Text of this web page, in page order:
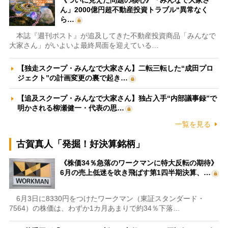
ん」2000億円超不動産投資トラブル“異常なく
ら…
本誌『週刊ポスト』が追及してきた不動産投資商品「みんなで
大家さん」がいよいよ最終局面を迎えている…
【独走スクープ・みんなで大家さん】二転三転した“成田プロ
ジェクト”の計画変更の裏で起き…
【追及スクープ・みんなで大家さん】独占入手“内部議事録”で
明かされる柳瀬健一・代表の思…
一覧を見る
古賀真人「発掘！好決算銘柄」
《株価34％急落のワークマンに特大反転の期待》
6月の売上低迷を吹き飛ばす第1四半期決算、…
6月3日に8330円をつけたワークマン（東証スタンダード・
7564）の株価は、わずか1カ月あまりで約34％下落…